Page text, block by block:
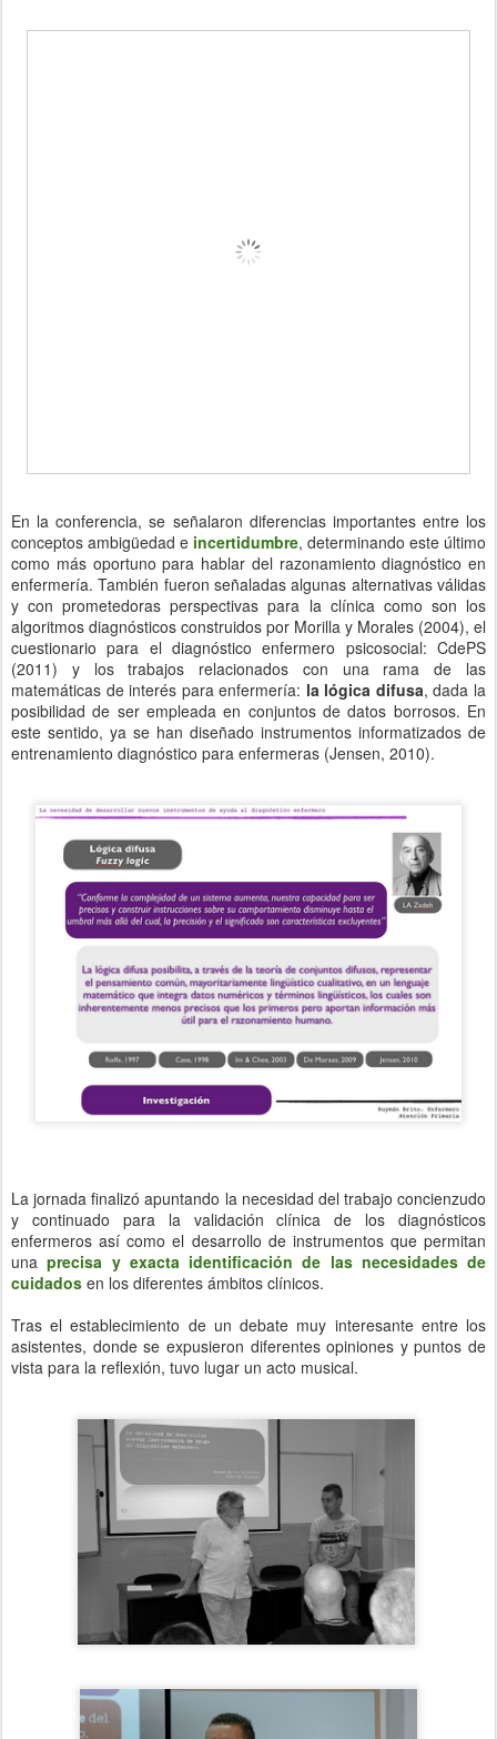
En la conferencia, se señalaron diferencias importantes entre los
conceptos ambigüedad e incertidumbre, determinando este último
como más oportuno para hablar del razonamiento diagnóstico en
enfermería. También fueron señaladas algunas alternativas válidas
y con prometedoras perspectivas para la clínica como son los
algoritmos diagnósticos construidos por Morilla y Morales (2004), el
cuestionario para el diagnóstico enfermero psicosocial: CdePS
(2011) y los trabajos relacionados con una rama de las
matemáticas de interés para enfermería: la lógica difusa, dada la
posibilidad de ser empleada en conjuntos de datos borrosos. En
este sentido, ya se han diseñado instrumentos informatizados de
entrenamiento diagnóstico para enfermeras (Jensen, 2010).
La jornada finalizó apuntando la necesidad del trabajo concienzudo
y continuado para la validación clínica de los diagnósticos
enfermeros así como el desarrollo de instrumentos que permitan
unaprecisa y exacta identificación de las necesidades de
cuidados en los diferentes ámbitos clínicos.
Tras el establecimiento de un debate muy interesante entre los
asistentes, donde se expusieron diferentes opiniones y puntos de
vista para la reflexión, tuvo lugar un acto musical.